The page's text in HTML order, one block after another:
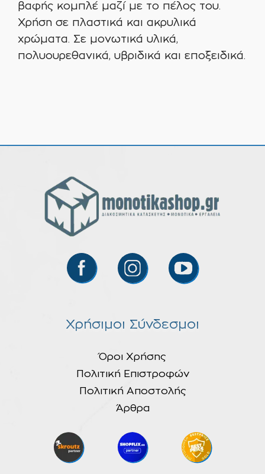
βαφής κομπλέ μαζί με το πέλος του.
Χρήση σε πλαστικά και ακρυλικά
χρώματα. Σε μονωτικά υλικά,
πολυουρεθανικά, υβριδικά και εποξειδικά.
Χρήσιμοι Σύνδεσμοι
Όροι Χρήσης
Πολιτική Επιστροφών
Πολιτική Αποστολής
Άρθρα